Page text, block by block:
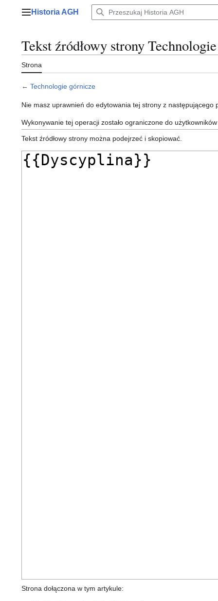
Menu główne
Historia AGH
Tekst źródłowy strony
Strona
← Technologie górnicze
Nie masz uprawnień do edytowania tej strony z następującego
Wykonywanie tej operacji zostało ograniczone do
Tekst źródłowy strony można podejrzeć i skopiować.
Strona dołączona w tym artykule: